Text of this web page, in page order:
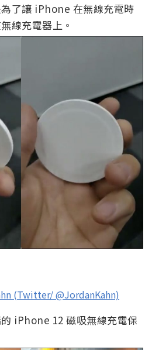
了讓 iPhone 在無線充電時
線充電器上。
(Twitter/ @JordanKahn)
iPhone 12 磁吸無線充電保